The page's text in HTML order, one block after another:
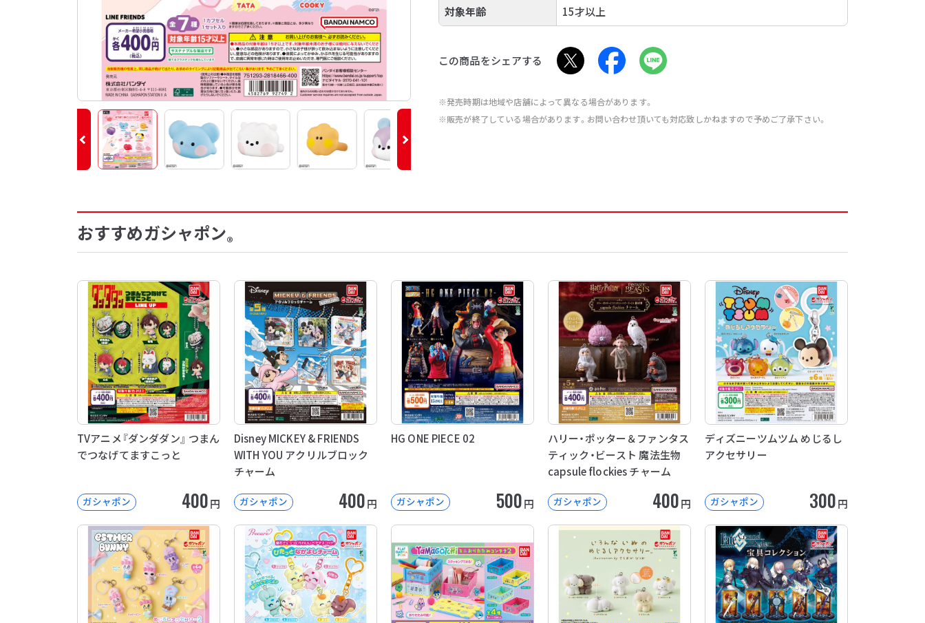
対象年齢 15才以上
この商品をシェアする
※発売時期は地域や店舗によって異なる場合があります。
※販売が終了している場合があります。お問い合わせ頂いても対応致しかねますので予めご了承下さい。
おすすめガシャポン®
TVアニメ『ダンダダン』 つまん
でつなげてますこっと
ガシャポン 400円
Disney MICKEY & FRIENDS
WITH YOU アクリルブロック
チャーム
ガシャポン 400円
HG ONE PIECE 02
ガシャポン 500円
ハリー・ポッター＆ファンタス
ティック・ビースト 魔法生物
capsule flockies チャーム
ガシャポン 400円
ディズニーツムツム めじるし
アクセサリー
ガシャポン 300円